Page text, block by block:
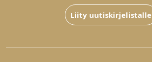
Liity uutiskirjelistalle